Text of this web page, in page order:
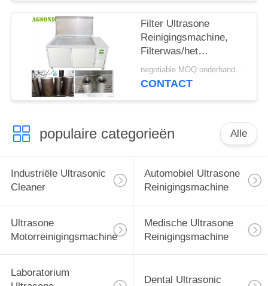
Filter Ultrasone
Reinigingsmachine,
Filterwas/het
Schoonmaken Machine
om het Vuil van de de
negotiable MOQ:onderhandelingen
CONTACT
populaire categorieën Alle
Industriële Ultrasonic
Cleaner
Automobiel Ultrasone
Reinigingsmachine
Ultrasone
Motorreinigingsmachine
Medische Ultrasone
Reinigingsmachine
Laboratorium
Dental Ultrasonic